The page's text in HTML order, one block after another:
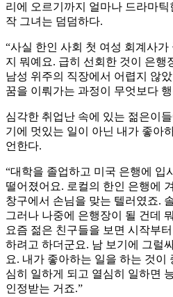
리에 오르기까지 얼마나 드라마
작 그녀는 덤덤하다.
“사실 한인 사회 첫 여성 회계사
지 뭐예요. 급히 선회한 것이 은행
남성 위주의 직장에서 어렵지 않
꿈을 이뤄가는 과정이 무엇보다
심각한 취업난 속에 있는 젊은이
기에 멋있는 일이 아닌 내가 좋아
언한다.
“대학을 졸업하고 미국 은행에 입
떨어졌어요. 로컬의 한인 은행에
창구에서 손님을 맞는 텔러였죠.
그러나 나중에 은행장이 될 건데
요즘 젊은 친구들을 보면 시작부
하려고 하더군요. 남 보기에 그럴
요. 내가 좋아하는 일을 하는 것이
심히 일하게 되고 열심히 일하면
인정받는 거죠.”